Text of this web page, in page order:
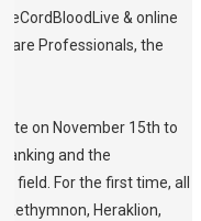
& online
Professionals, the
on November 15th to
and the
field. For the first time, all
Rethymnon, Heraklion,